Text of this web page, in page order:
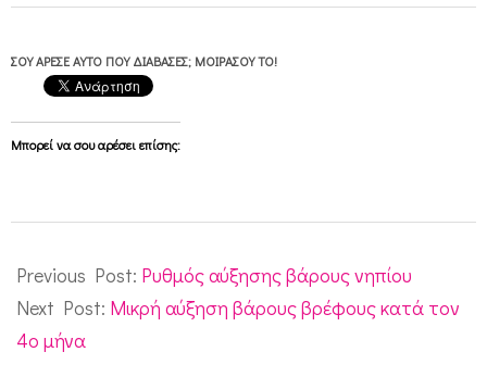
ΣΟΥ ΆΡΕΣΕ ΑΥΤΌ ΠΟΥ ΔΙΆΒΑΣΕΣ; ΜΟΙΡΆΣΟΥ ΤΟ!
Μπορεί να σου αρέσει επίσης:
03-
19
Previous Post: Ρυθμός αύξησης βάρους νηπίου
Next Post: Μικρή αύξηση βάρους βρέφους κατά τον
4ο μήνα